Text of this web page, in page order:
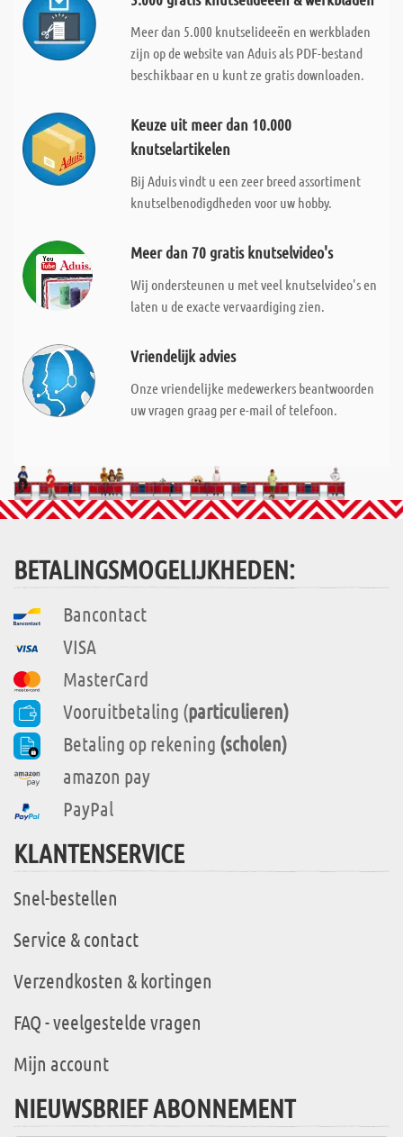
Meer dan 5.000 knutselideeën en werkbladen
zijn op de website van Aduis als PDF-bestand
beschikbaar en u kunt ze gratis downloaden.
Keuze uit meer dan 10.000
knutselartikelen
Bij Aduis vindt u een zeer breed assortiment
knutselbenodigdheden voor uw hobby.
Meer dan 70 gratis knutselvideo's
Wij ondersteunen u met veel knutselvideo's en
laten u de exacte vervaardiging zien.
Vriendelijk advies
Onze vriendelijke medewerkers beantwoorden
uw vragen graag per e-mail of telefoon.
BETALINGSMOGELIJKHEDEN:
Bancontact
VISA
MasterCard
Vooruitbetaling (particulieren)
Betaling op rekening (scholen)
amazon pay
PayPal
KLANTENSERVICE
Snel-bestellen
Service & contact
Verzendkosten & kortingen
FAQ - veelgestelde vragen
Mijn account
NIEUWSBRIEF ABONNEMENT